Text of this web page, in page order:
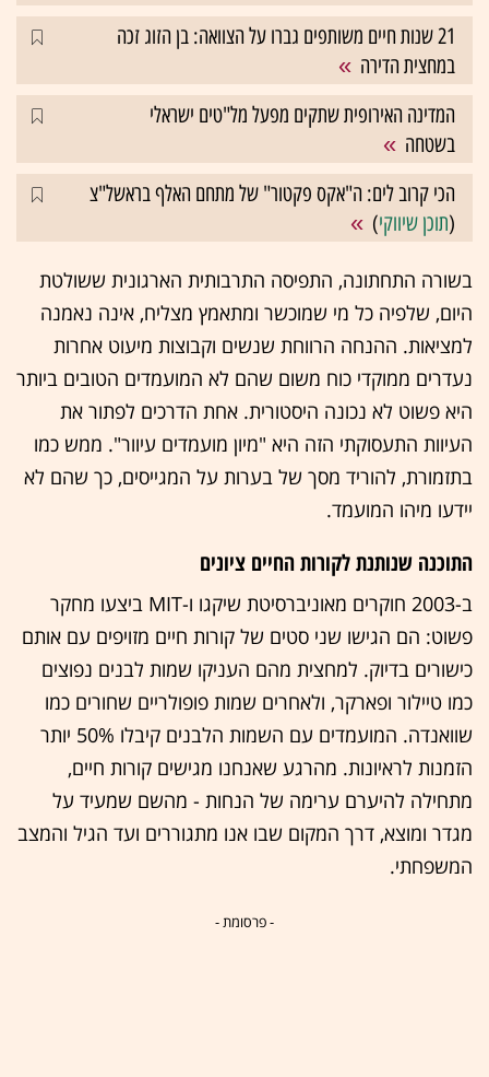
21 שנות חיים משותפים גברו על הצוואה: בן הזוג זכה
במחצית הדירה
המדינה האירופית שתקים מפעל מל"טים ישראלי
בשטחה
הכי קרוב לים: ה"אקס פקטור" של מתחם האלף בראשל"צ
(תוכן שיווקי)
בשורה התחתונה, התפיסה התרבותית הארגונית ששולטת
היום, שלפיה כל מי שמוכשר ומתאמץ מצליח, אינה נאמנה
למציאות. ההנחה הרווחת שנשים וקבוצות מיעוט אחרות
נעדרים ממוקדי כוח משום שהם לא המועמדים הטובים ביותר
היא פשוט לא נכונה היסטורית. אחת הדרכים לפתור את
העיוות התעסוקתי הזה היא "מיון מועמדים עיוור". ממש כמו
בתזמורת, להוריד מסך של בערות על המגייסים, כך שהם לא
יידעו מיהו המועמד.
התוכנה שנותנת לקורות החיים ציונים
ב-2003 חוקרים מאוניברסיטת שיקגו ו-MIT ביצעו מחקר
פשוט: הם הגישו שני סטים של קורות חיים מזויפים עם אותם
כישורים בדיוק. למחצית מהם העניקו שמות לבנים נפוצים
כמו טיילור ופארקר, ולאחרים שמות פופולריים שחורים כמו
שוואנדה. המועמדים עם השמות הלבנים קיבלו 50% יותר
הזמנות לראיונות. מהרגע שאנחנו מגישים קורות חיים,
מתחילה להיערם ערימה של הנחות - מהשם שמעיד על
מגדר ומוצא, דרך המקום שבו אנו מתגוררים ועד הגיל והמצב
המשפחתי.
- פרסומת -